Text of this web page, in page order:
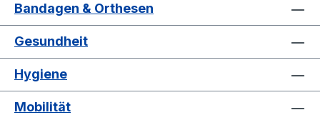
Bandagen & Orthesen
Gesundheit
Hygiene
Mobilität